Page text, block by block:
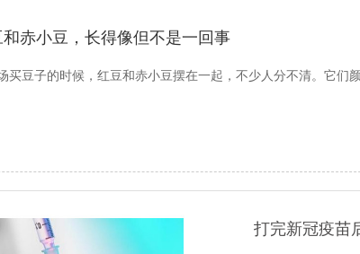
和赤小豆，长得像但不是一回事
买豆子的时候，红豆和赤小豆摆在一起，不少人分不清。它们
打完新冠疫苗